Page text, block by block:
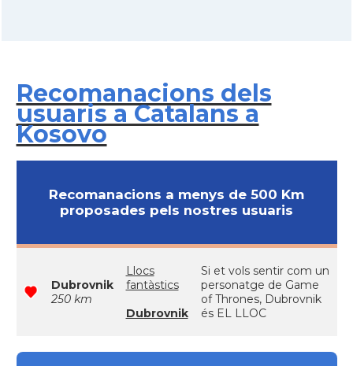
Recomanacions dels
usuaris a Catalans a
Kosovo
Recomanacions a menys de 500 Km
proposades pels nostres usuaris
Dubrovnik
250 km
Llocs
fantàstics
Dubrovnik
Si et vols sentir com un
personatge de Game
of Thrones, Dubrovnik
és EL LLOC